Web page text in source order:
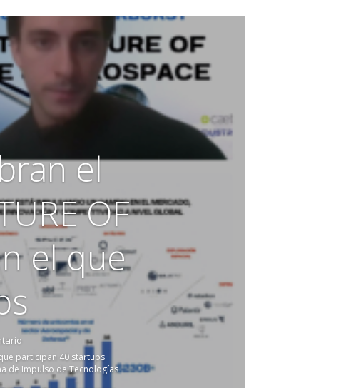
el
OF
el que
que participan 40 startups
de Impulso de Tecnologías